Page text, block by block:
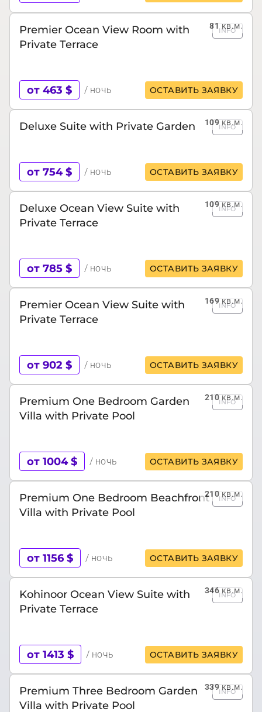
81кв.м.
Premier Ocean View Room with
Private Terrace
INFO
от 463 $ / ночь ОСТАВИТЬ ЗАЯВКУ
109кв.м.
Deluxe Suite with Private Garden INFO
от 754 $ / ночь ОСТАВИТЬ ЗАЯВКУ
109кв.м.
Deluxe Ocean View Suite with
Private Terrace
INFO
от 785 $ / ночь ОСТАВИТЬ ЗАЯВКУ
169кв.м.
Premier Ocean View Suite with
Private Terrace
INFO
от 902 $ / ночь ОСТАВИТЬ ЗАЯВКУ
210кв.м.
Premium One Bedroom Garden
Villa with Private Pool
INFO
от 1004 $ / ночь ОСТАВИТЬ ЗАЯВКУ
210кв.м.
Premium One Bedroom Beachfront
Villa with Private Pool
INFO
от 1156 $ / ночь ОСТАВИТЬ ЗАЯВКУ
346кв.м.
Kohinoor Ocean View Suite with
Private Terrace
INFO
от 1413 $ / ночь ОСТАВИТЬ ЗАЯВКУ
339кв.м.
Premium Three Bedroom Garden
Villa with Private Pool
INFO